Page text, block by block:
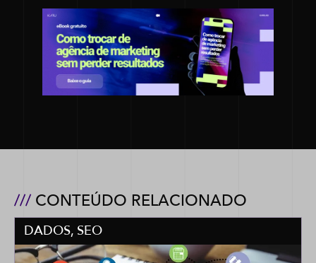
/// CONTEÚDO RELACIONADO
DADOS, SEO